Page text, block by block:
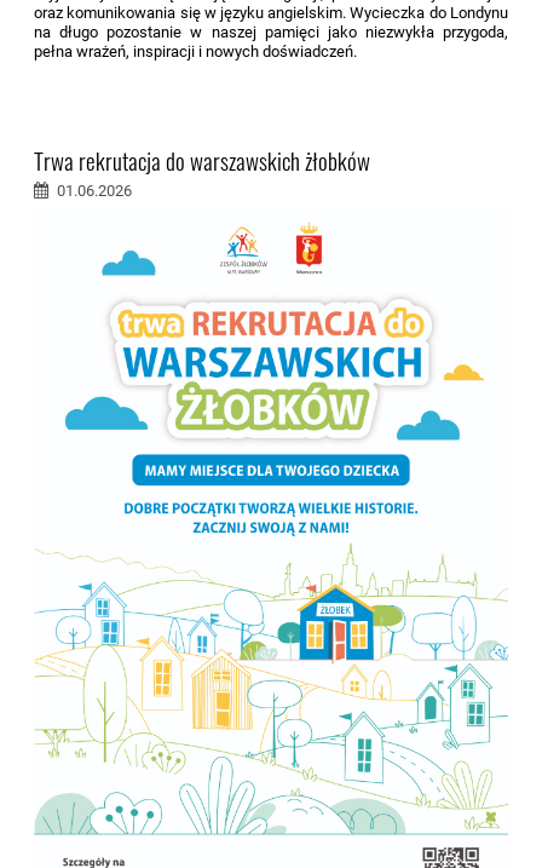
oraz komunikowania się w języku angielskim. Wycieczka do Londynu
na długo pozostanie w naszej pamięci jako niezwykła przygoda,
pełna wrażeń, inspiracji i nowych doświadczeń.
Trwa rekrutacja do warszawskich żłobków
01.06.2026